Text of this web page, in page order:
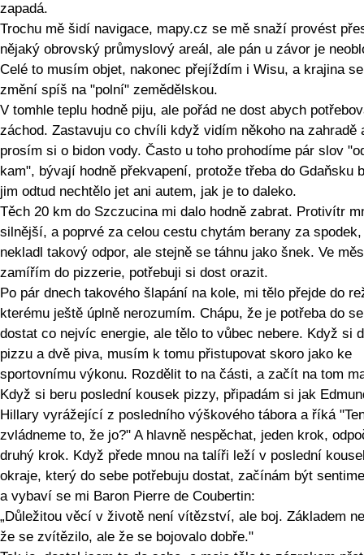
zapadá.
Trochu mě šidí navigace, mapy.cz se mě snaží provést
nějaký obrovský průmyslový areál, ale pán u závor je
Celé to musím objet, nakonec přejíždím i Wisu, a krajina
změní spíš na "polní" zemědělskou.
V tomhle teplu hodně piju, ale pořád ne dost abych
záchod. Zastavuju co chvíli když vidím někoho na zahradě
prosím si o bidon vody. Často u toho prohodíme pár slov
kam", bývají hodně překvapení, protože třeba do Gdaňsku
jim odtud nechtělo jet ani autem, jak je to daleko.
Těch 20 km do Szczucina mi dalo hodně zabrat. Protivítr
silnější, a poprvé za celou cestu chytám berany za
nekladl takový odpor, ale stejně se táhnu jako šnek. Ve
zamířím do pizzerie, potřebuji si dost orazit.
Po pár dnech takového šlapání na kole, mi tělo přejde do
kterému ještě úplně nerozumím. Chápu, že je potřeba do
dostat co nejvíc energie, ale tělo to vůbec nebere. Když si
pizzu a dvě piva, musím k tomu přistupovat skoro jako ke
sportovnímu výkonu. Rozdělit to na části, a začít na tom
Když si beru poslední kousek pizzy, připadám si jak
Hillary vyrážející z posledního výškového tábora a říká
zvládneme to, že jo?" A hlavně nespěchat, jeden krok,
druhý krok. Když přede mnou na talíři leží v poslední
okraje, který do sebe potřebuju dostat, začínám být
a vybaví se mi Baron Pierre de Coubertin:
„Důležitou věcí v životě není vítězství, ale boj. Základem
že se zvítězilo, ale že se bojovalo dobře."